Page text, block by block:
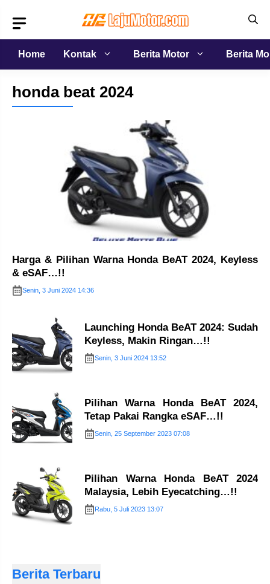
isi
Home
Kontak Berita Motor Berita
honda beat 2024
Harga & Pilihan Warna Honda BeAT 2024, Keyless
& eSAF…!!
Senin, 3 Juni 2024 14:36
Launching Honda BeAT 2024: Sudah
Keyless, Makin Ringan…!!
Senin, 3 Juni 2024 13:52
Pilihan Warna Honda BeAT 2024,
Tetap Pakai Rangka eSAF…!!
Senin, 25 September 2023 07:08
Pilihan Warna Honda BeAT 2024
Malaysia, Lebih Eyecatching…!!
Rabu, 5 Juli 2023 13:07
Berita Terbaru